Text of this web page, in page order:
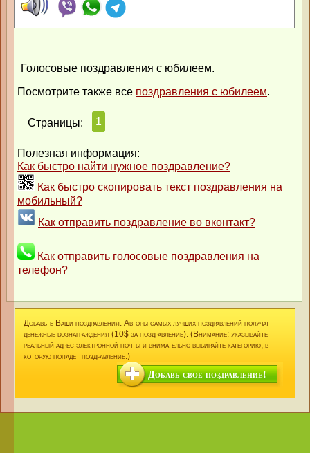
Голосовые поздравления с юбилеем.
Посмотрите также все поздравления с юбилеем.
Страницы: 1
Полезная информация:
Как быстро найти нужное поздравление?
Как быстро скопировать текст поздравления на
мобильный?
Как отправить поздравление во вконтакт?
Как отправить голосовые поздравления на
телефон?
Добавьте Ваши поздравления. Авторы самых лучших поздравлений получат
денежные вознаграждения (10$ за поздравление). (Внимание: указывайте
реальный адрес электронной почты и внимательно выбирайте категорию, в
которую попадет поздравление.)
Добавь свое поздравление!